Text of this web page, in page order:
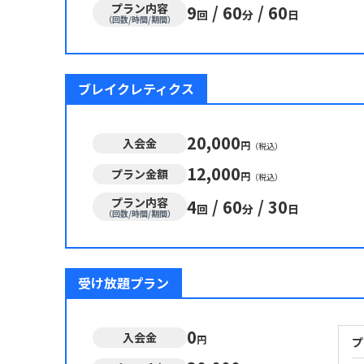
プラン内容
（回数/時間/期間） 9回 / 60分 / 60日
ブレイクレティクス
入会金 20,000円 （税込）
プラン金額 12,000円 （税込）
プラン内容
（回数/時間/期間） 4回 / 60分 / 30日
受け放題プラン
入会金 0円